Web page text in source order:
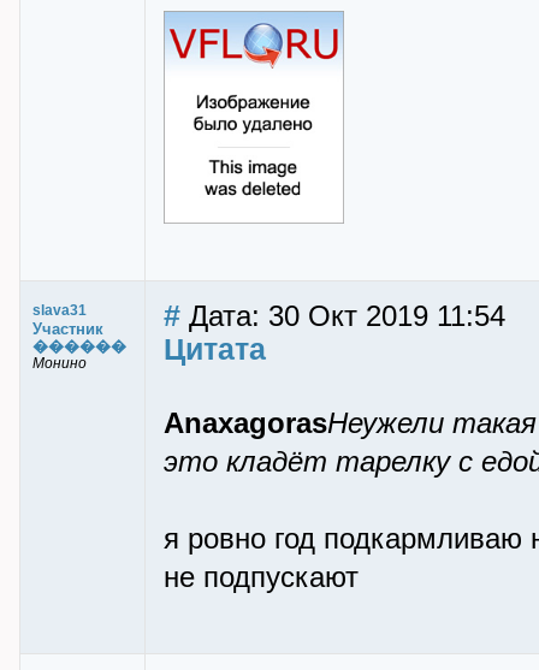
slava31
Участник
������
Монино
# Дата: 30 Окт 2019 11:54
Цитата
AnaxagorasНеужели
это кладёт тарелку с
я ровно год подкармливаю
не подпускают